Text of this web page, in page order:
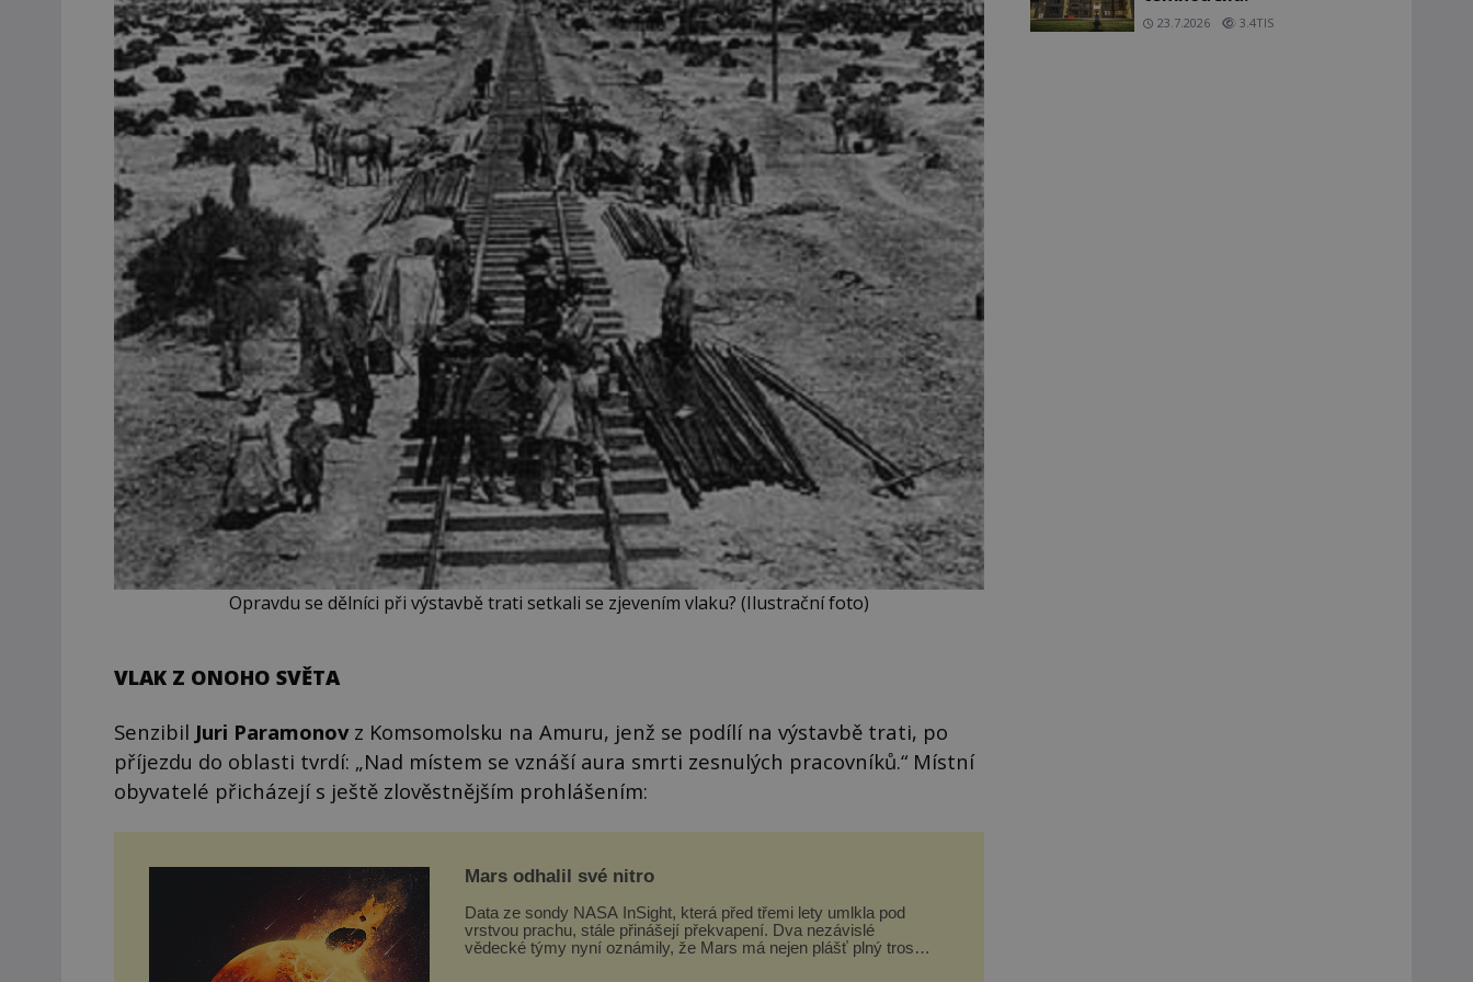
Opravdu se dělníci při výstavbě trati setkali se zjevením vlaku? (Ilustrační foto)
VLAK Z ONOHO SVĚTA
Senzibil Juri Paramonov z Komsomolsku na Amuru, jenž se podílí na výstavbě trati, po
příjezdu do oblasti tvrdí: „Nad místem se vznáší aura smrti zesnulých pracovníků.“ Místní
obyvatelé přicházejí s ještě zlověstnějším prohlášením:
Mars odhalil své nitro
Data ze sondy NASA InSight, která před třemi lety umlkla pod
vrstvou prachu, stále přinášejí překvapení. Dva nezávislé
vědecké týmy nyní oznámily, že Mars má nejen plášť plný trosek
23.7.2026 3.4TIS